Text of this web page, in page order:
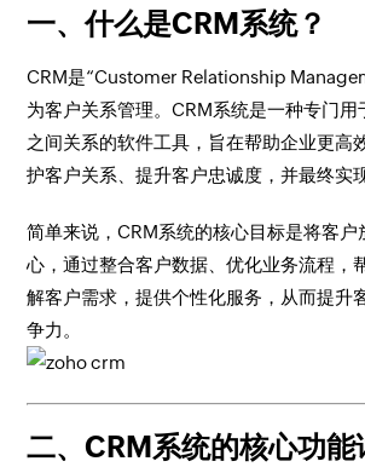
一、什么是CRM系统？
CRM是“Customer Relationship
为客户关系管理。CRM系统是一种专门用
之间关系的软件工具，旨在帮助企业更高
护客户关系、提升客户忠诚度，并最终实
简单来说，CRM系统的核心目标是将客户
心，通过整合客户数据、优化业务流程，
解客户需求，提供个性化服务，从而提升
争力。
二、CRM系统的核心功能